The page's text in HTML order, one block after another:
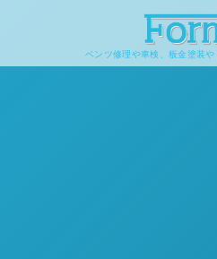
ベンツ修理や車検、板金塗装